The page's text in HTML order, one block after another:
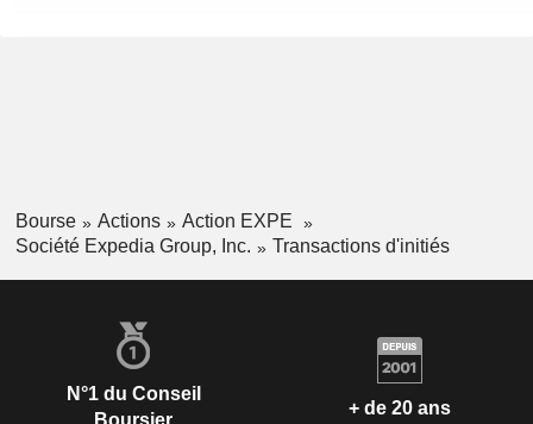
Bourse Actions
Action EXPE
Société Expedia Group, Inc.
Transactions d'initiés
N°1 du Conseil
Boursier
+ de 20 ans